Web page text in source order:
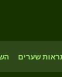
שערים